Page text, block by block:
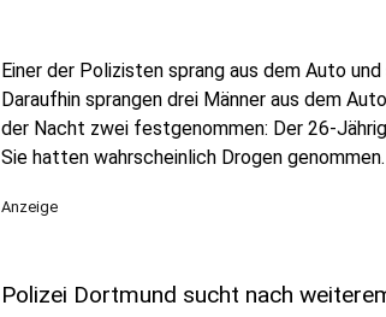
Einer der Polizisten sprang aus dem Auto
Daraufhin sprangen drei Männer aus dem
der Nacht zwei festgenommen: Der 26-
Sie hatten wahrscheinlich Drogen genommen.
Anzeige
Polizei Dortmund sucht nach